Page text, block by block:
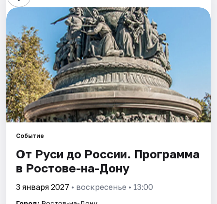
Стендап
Выставки
Квесты
Экскурсии
Спорт
События
Города
Площадки
Событие
От Руси до России. Программа
в Ростове-на-Дону
3 января 2027 • воскресенье • 13:00